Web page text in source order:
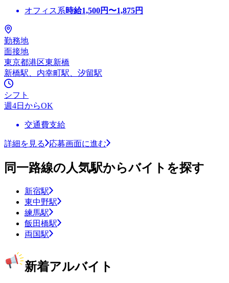
オフィス系時給1,500円〜1,875円
勤務地
面接地
東京都港区東新橋
新橋駅、内幸町駅、汐留駅
シフト
週4日からOK
交通費支給
詳細を見る 応募画面に進む
同一路線の人気駅からバイトを探す
新宿駅
東中野駅
練馬駅
飯田橋駅
両国駅
新着アルバイト